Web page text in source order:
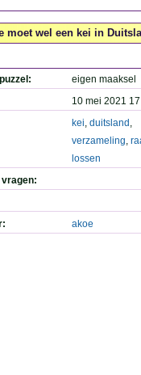
moet wel een kei in
eigen maaksel
10 mei 2021
kei, duitsland ,
verzameling,
lossen
akoe